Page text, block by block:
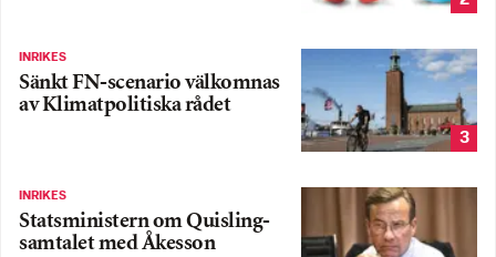
INRIKES
Sänkt FN-scenario välkomnas
av Klimatpolitiska rådet
3
INRIKES
Statsministern om Quisling-
samtalet med Åkesson